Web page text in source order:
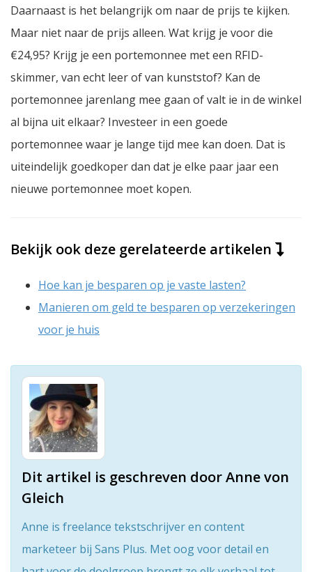
Daarnaast is het belangrijk om naar de prijs te kijken.
Maar niet naar de prijs alleen. Wat krijg je voor die
€24,95? Krijg je een portemonnee met een RFID-
skimmer, van echt leer of van kunststof? Kan de
portemonnee jarenlang mee gaan of valt ie in de winkel
al bijna uit elkaar? Investeer in een goede
portemonnee waar je lange tijd mee kan doen. Dat is
uiteindelijk goedkoper dan dat je elke paar jaar een
nieuwe portemonnee moet kopen.
Bekijk ook deze gerelateerde artikelen
Hoe kan je besparen op je vaste lasten?
Manieren om geld te besparen op verzekeringen
voor je huis
Dit artikel is geschreven door Anne von
Gleich
Anne is freelance tekstschrijver en content
marketeer bij Sans Plus. Met oog voor detail en